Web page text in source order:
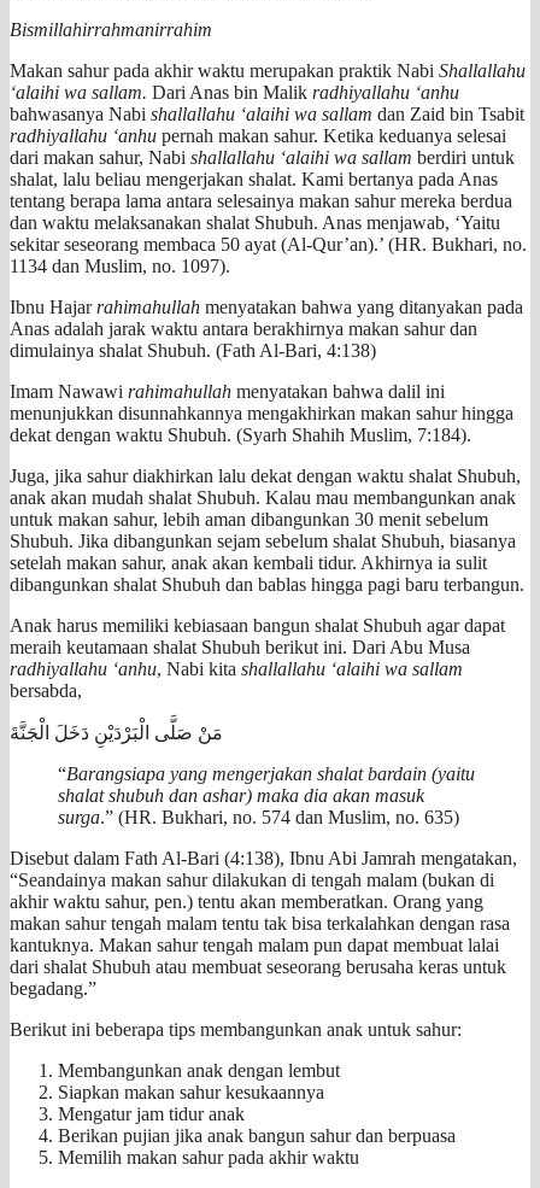
Bismillahirrahmanirrahim
Makan sahur pada akhir waktu merupakan praktik Nabi Shallallahu
‘alaihi wa sallam. Dari Anas bin Malik radhiyallahu ‘anhu
bahwasanya Nabi shallallahu ‘alaihi wa sallam dan Zaid bin Tsabit
radhiyallahu ‘anhu pernah makan sahur. Ketika keduanya selesai
dari makan sahur, Nabi shallallahu ‘alaihi wa sallam berdiri untuk
shalat, lalu beliau mengerjakan shalat. Kami bertanya pada Anas
tentang berapa lama antara selesainya makan sahur mereka berdua
dan waktu melaksanakan shalat Shubuh. Anas menjawab, ‘Yaitu
sekitar seseorang membaca 50 ayat (Al-Qur’an).’ (HR. Bukhari, no.
1134 dan Muslim, no. 1097).
Ibnu Hajarrahimahullah menyatakan bahwa yang ditanyakan pada
Anas adalah jarak waktu antara berakhirnya makan sahur dan
dimulainya shalat Shubuh. (Fath Al-Bari, 4:138)
Imam Nawawi rahimahullah menyatakan bahwa dalil ini
menunjukkan disunnahkannya mengakhirkan makan sahur hingga
dekat dengan waktu Shubuh. (Syarh Shahih Muslim, 7:184).
Juga, jika sahur diakhirkan lalu dekat dengan waktu shalat Shubuh,
anak akan mudah shalat Shubuh. Kalau mau membangunkan anak
untuk makan sahur, lebih aman dibangunkan 30 menit sebelum
Shubuh. Jika dibangunkan sejam sebelum shalat Shubuh, biasanya
setelah makan sahur, anak akan kembali tidur. Akhirnya ia sulit
dibangunkan shalat Shubuh dan bablas hingga pagi baru terbangun.
Anak harus memiliki kebiasaan bangun shalat Shubuh agar dapat
meraih keutamaan shalat Shubuh berikut ini. Dari Abu Musa
radhiyallahu ‘anhu, Nabi kita shallallahu ‘alaihi wa sallam
bersabda,
مَنْ صَلَّى الْبَرْدَيْنِ دَخَلَ الْجَنَّةَ
“Barangsiapa yang mengerjakan shalat bardain (yaitu
shalat shubuh dan ashar) maka dia akan masuk
surga.” (HR. Bukhari, no. 574 dan Muslim, no. 635)
Disebut dalam Fath Al-Bari (4:138), Ibnu Abi Jamrah mengatakan,
“Seandainya makan sahur dilakukan di tengah malam (bukan di
akhir waktu sahur, pen.) tentu akan memberatkan. Orang yang
makan sahur tengah malam tentu tak bisa terkalahkan dengan rasa
kantuknya. Makan sahur tengah malam pun dapat membuat lalai
dari shalat Shubuh atau membuat seseorang berusaha keras untuk
begadang.”
Berikut ini beberapa tips membangunkan anak untuk sahur:
Membangunkan anak dengan lembut
Siapkan makan sahur kesukaannya
Mengatur jam tidur anak
Berikan pujian jika anak bangun sahur dan berpuasa
Memilih makan sahur pada akhir waktu